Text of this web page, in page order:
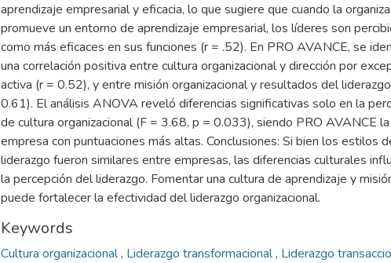
aprendizaje empresarial y eficacia, lo que sugiere que cuando la
promueve un entorno de aprendizaje empresarial, los líderes son
como más eficaces en sus funciones (r = .52). En PRO AVANCE, se
una correlación positiva entre cultura organizacional y dirección por
activa (r = 0.52), y entre misión organizacional y resultados del
0.61). El análisis ANOVA reveló diferencias significativas solo en la
de cultura organizacional (F = 3.68, p = 0.033), siendo PRO AVANCE la
empresa con puntuaciones más altas. Conclusiones: Si bien los estilos
liderazgo fueron similares entre empresas, las diferencias culturales
la percepción del liderazgo. Fomentar una cultura de aprendizaje y
puede fortalecer la efectividad del liderazgo organizacional.
Keywords
Cultura organizacional, Liderazgo transformacional, Liderazgo